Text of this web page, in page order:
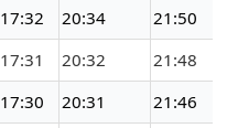
17:32 20:34
21:50
17:31 20:32
21:48
17:30 20:31
21:46